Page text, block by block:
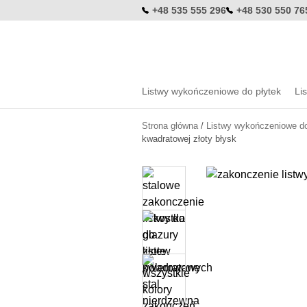
+48 535 555 296 +48 530 550
Listwy wykończeniowe do płytek
Strona główna/ Listwy wykończeniowe
kwadratowej złoty błysk